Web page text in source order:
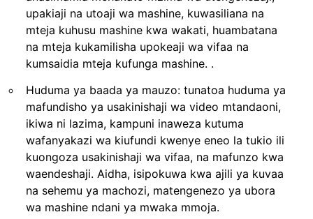
upakiaji na utoaji wa mashine, kuwasiliana na
mteja kuhusu mashine kwa wakati, huambatana
na mteja kukamilisha upokeaji wa vifaa na
kumsaidia mteja kufunga mashine. .
Huduma ya baada ya mauzo: tunatoa huduma ya
mafundisho ya usakinishaji wa video mtandaoni,
ikiwa ni lazima, kampuni inaweza kutuma
wafanyakazi wa kiufundi kwenye eneo la tukio ili
kuongoza usakinishaji wa vifaa, na mafunzo kwa
waendeshaji. Aidha, isipokuwa kwa ajili ya kuvaa
na sehemu ya machozi, matengenezo ya ubora
wa mashine ndani ya mwaka mmoja.